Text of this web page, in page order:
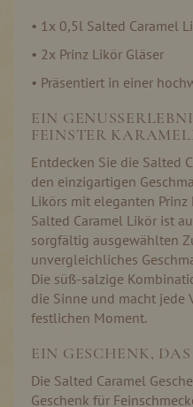
• 1x 0,5l Salted Caramel
• 2x Prinz Likör Gläser
• Präsentiert in einer
EIN
FEINSTER
Entdecken Sie die Salted
den einzigartigen
Likörs mit eleganten Prinz
Salted Caramel Likör ist
sorgfältig ausgewählten
unvergleichliches
Die süß-salzige
die Sinne und macht jede
festlichen Moment.
EIN GESCHENK,
Die Salted Caramel
Geschenk für